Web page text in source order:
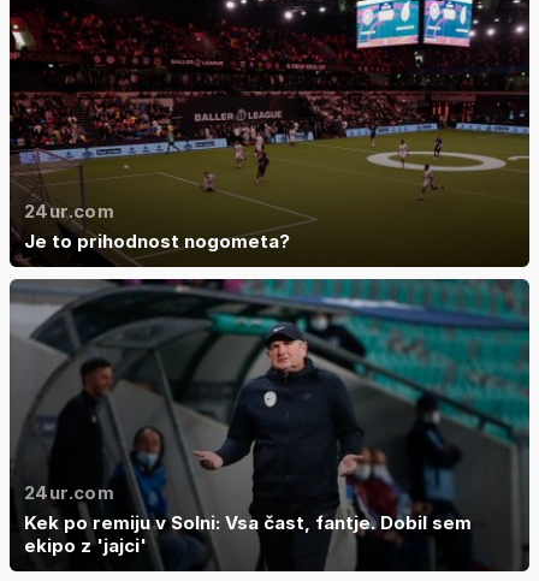
24ur.com
Je to prihodnost nogometa?
24ur.com
Kek po remiju v Solni: Vsa čast, fantje. Dobil sem
ekipo z 'jajci'